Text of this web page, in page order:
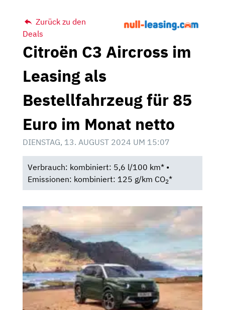
Zurück zu den
Deals
Citroën C3 Aircross im
Leasing als
Bestellfahrzeug für 85
Euro im Monat netto
DIENSTAG, 13. AUGUST 2024 UM 15:07
Verbrauch: kombiniert: 5,6 l/100 km* •
Emissionen: kombiniert: 125 g/km CO2*